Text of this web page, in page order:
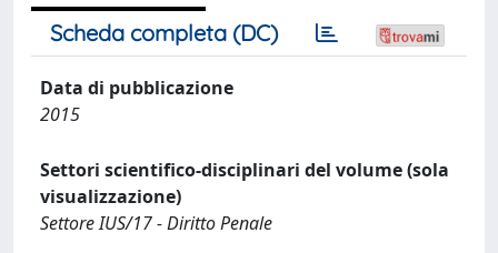
Scheda completa (DC)
Data di pubblicazione
2015
Settori scientifico-disciplinari del volume (sola
visualizzazione)
Settore IUS/17 - Diritto Penale